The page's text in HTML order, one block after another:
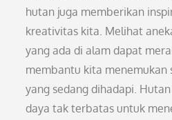
hutan juga memberikan
kreativitas kita. Melihat
yang ada di alam dapat
membantu kita menemukan
yang sedang dihadapi.
daya tak terbatas untuk